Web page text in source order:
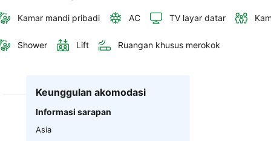
Kamar mandi pribadi AC TV layar datar
Shower Lift Ruangan khusus merokok
Keunggulan akomodasi
Informasi sarapan
Asia